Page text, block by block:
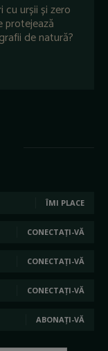
cu urșii și zero
protejează
de natură?
ÎMI PLACE
CONECTAȚI-VĂ
CONECTAȚI-VĂ
CONECTAȚI-VĂ
ABONAȚI-VĂ